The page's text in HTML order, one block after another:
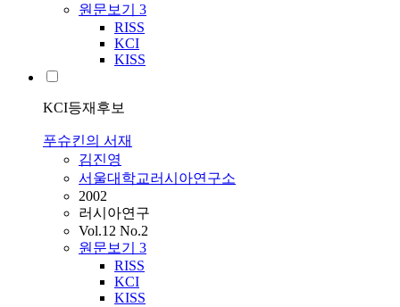
원문보기 3
RISS
KCI
KISS
KCI등재후보
푸슈킨의 서재
김진영
서울대학교러시아연구소
2002
러시아연구
Vol.12 No.2
원문보기 3
RISS
KCI
KISS